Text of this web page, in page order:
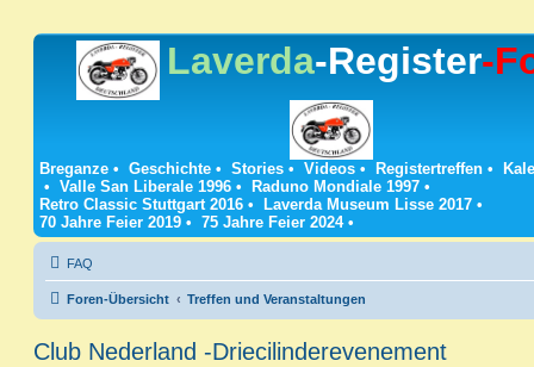
Laverda-Register-
Breganze • Geschichte • Stories • Videos • Registertreffen •
• Valle San Liberale 1996 • Raduno Mondiale 1997 •
Retro Classic Stuttgart 2016 • Laverda Museum Lisse 2017 •
70 Jahre Feier 2019 • 75 Jahre Feier 2024•
FAQ
Foren-Übersicht Treffen und Veranstaltungen
Club Nederland -Driecilinderevenement